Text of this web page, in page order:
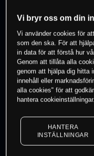
0% av
instrument
Vi bryr oss om din
Vi använder cookies för
som den ska. För att
in data för att förstå hur
Genom att tillåta alla
genom att hjälpa dig hitta
innehåll eller
alla cookies" för att
hantera
HANTERA
INSTÄLLNINGAR